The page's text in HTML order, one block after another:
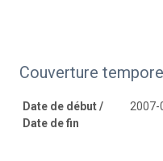
Couverture
Date de début /
Date de fin
2007-